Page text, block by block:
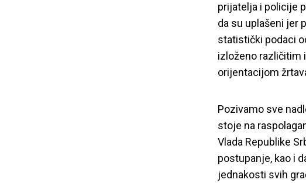
YIHR
prijatelja i policije
da su uplašeni jer
statistički podaci
izloženo različitim
orijentacijom
Pozivamo sve
stoje na
Vlada Republike
postupanje, kao i
jednakosti svih